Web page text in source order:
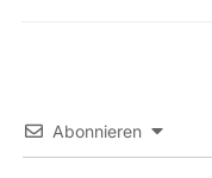
Abonnieren